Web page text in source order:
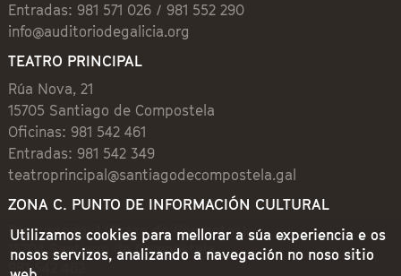
Entradas: 981 571 026 / 981 552 290
info@auditoriodegalicia.org
TEATRO PRINCIPAL
Rúa Nova, 21
15705 Santiago de Compostela
Oficinas: 981 542 461
Entradas: 981 542 349
teatroprincipal@santiagodecompostela.gal
ZONA C. PUNTO DE INFORMACIÓN CULTURAL
Preguntoiro, 1 (Praza de Cervantes)
15704 Santiago de Compostela
981 542 462
Utilizamos cookies para mellorar a súa experiencia e os
nosos servizos, analizando a navegación no noso sitio